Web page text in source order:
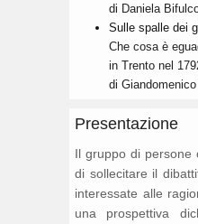
di Daniela
Sulle spalle dei
Che cosa è
in Trento nel
di
Presentazione
Il gruppo di persone
di sollecitare il
interessate alle
una prospettiva